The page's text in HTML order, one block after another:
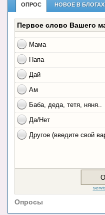
ОПРОС НОВОЕ В БЛОГАХ
Опросы